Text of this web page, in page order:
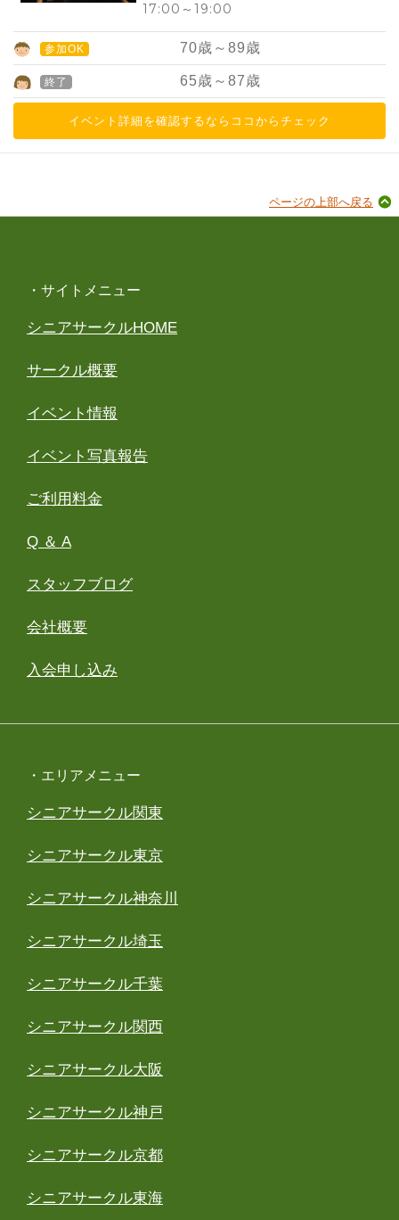
17:00 ～ 19:00
参加OK 70歳～89歳
終了 65歳～87歳
イベント詳細を確認するならココからチェック
ページの上部へ戻る
・サイトメニュー
シニアサークルHOME
サークル概要
イベント情報
イベント写真報告
ご利用料金
Q ＆ A
スタッフブログ
会社概要
入会申し込み
・エリアメニュー
シニアサークル関東
シニアサークル東京
シニアサークル神奈川
シニアサークル埼玉
シニアサークル千葉
シニアサークル関西
シニアサークル大阪
シニアサークル神戸
シニアサークル京都
シニアサークル東海